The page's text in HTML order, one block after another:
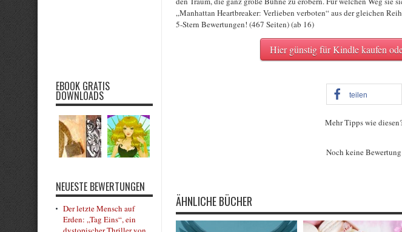
„Manhattan Heartbreaker: Verlieben verboten“ aus der gleichen
5-Stern Bewertungen! (467 Seiten) (ab 16)
Hier günstig für Kindle kaufen
teilen
Mehr Tipps wie
Noch keine Bewertung
ÄHNLICHE BÜCHER
EBOOK GRATIS
DOWNLOADS
NEUESTE BEWERTUNGEN
Der letzte Mensch auf
Erden: „Tag Eins“, ein